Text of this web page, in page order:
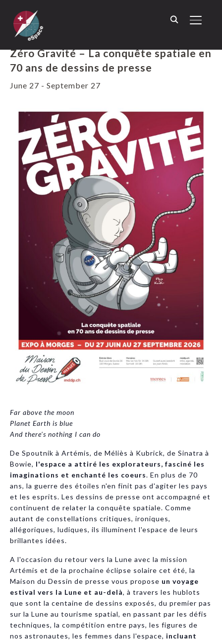
« ALL EVENTS
Zéro Gravité – La conquête spatiale en
70 ans de dessins de presse
June 27 - September 27
Far above the moon
Planet Earth is blue
And there's nothing I can do
De Spoutnik à Artémis, de Méliès à Kubrick, de Sinatra à
Bowie, l'espace a attiré les explorateurs, fasciné les
imaginations et enchanté les coeurs. En plus de 70
ans, la guerre des étoiles n'en finit pas d'agiter les pays
et les esprits. Les dessins de presse ont accompagné et
continuent de relater la conquête spatiale. Comme
autant de constellations critiques, ironiques,
allégoriques, ludiques, ils illuminent l'espace de leurs
brillantes idées.
A l'occasion du retour vers la Lune avec la mission
Artémis et de la prochaine éclipse solaire cet été, la
Maison du Dessin de presse vous propose un voyage
estival vers la Lune et au-delà, à travers les hublots
que sont la centaine de dessins exposés, du premier pas
sur la Lune au tourisme spatial, en passant par les défis
techniques, la compétition entre pays, les figures de
nos astronautes, les femmes dans l'espace, incluant